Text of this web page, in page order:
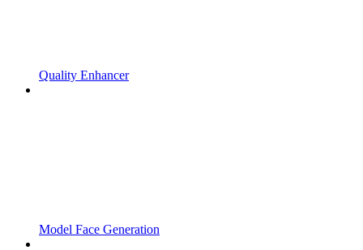
Quality Enhancer
Model Face Generation